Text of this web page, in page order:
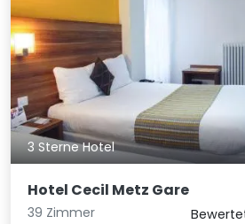
3 Sterne Hotel
Hotel Cecil Metz Gare
39 Zimmer